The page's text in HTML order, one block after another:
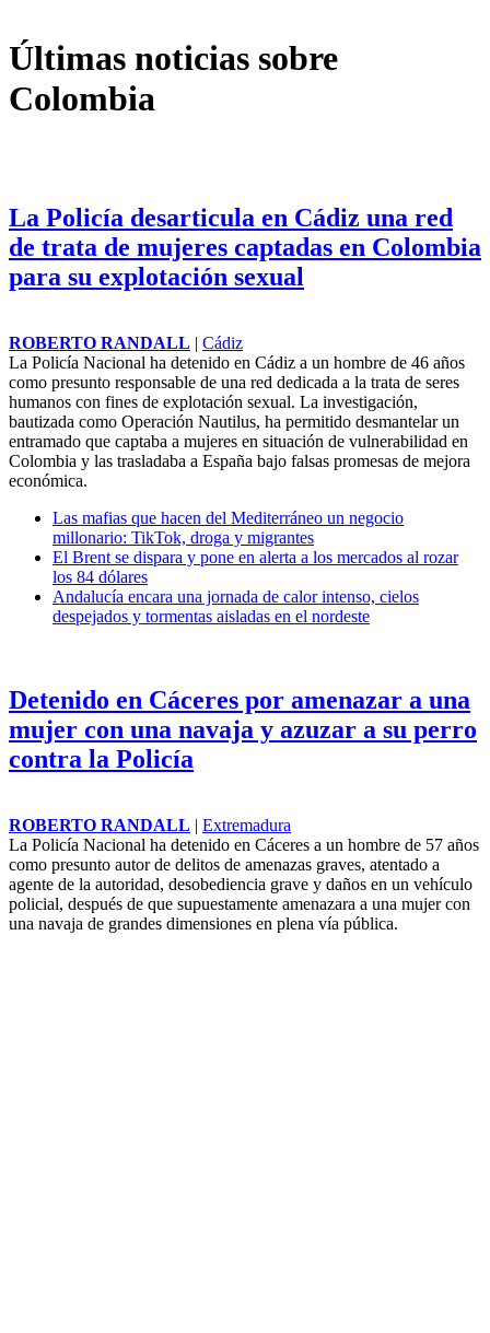
Últimas noticias sobre
Colombia
La Policía desarticula en Cádiz una red
de trata de mujeres captadas en Colombia
para su explotación sexual
ROBERTO RANDALL | Cádiz
La Policía Nacional ha detenido en Cádiz a un hombre de 46 años
como presunto responsable de una red dedicada a la trata de seres
humanos con fines de explotación sexual. La investigación,
bautizada como Operación Nautilus, ha permitido desmantelar un
entramado que captaba a mujeres en situación de vulnerabilidad en
Colombia y las trasladaba a España bajo falsas promesas de mejora
económica.
Las mafias que hacen del Mediterráneo un negocio
millonario: TikTok, droga y migrantes
El Brent se dispara y pone en alerta a los mercados al rozar
los 84 dólares
Andalucía encara una jornada de calor intenso, cielos
despejados y tormentas aisladas en el nordeste
Detenido en Cáceres por amenazar a una
mujer con una navaja y azuzar a su perro
contra la Policía
ROBERTO RANDALL | Extremadura
La Policía Nacional ha detenido en Cáceres a un hombre de 57 años
como presunto autor de delitos de amenazas graves, atentado a
agente de la autoridad, desobediencia grave y daños en un vehículo
policial, después de que supuestamente amenazara a una mujer con
una navaja de grandes dimensiones en plena vía pública.